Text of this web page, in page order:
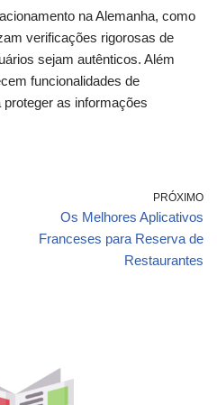
na Alemanha, como
verificações rigorosas de
sejam autênticos. Além
funcionalidades de
as informações
PRÓXIMO
Os Melhores Aplicativos
Franceses para Reserva de
Restaurantes